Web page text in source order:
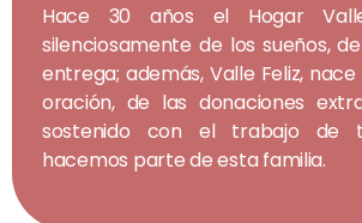
Hace 30 años el Hogar
silenciosamente de los sueños,
entrega; además, Valle Feliz,
oración, de las donaciones
sostenido con el trabajo de
hacemos parte de esta familia.